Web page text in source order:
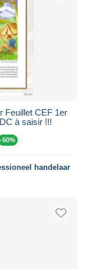
Feuillet CEF 1er
à saisir !!!
-50%
handelaar